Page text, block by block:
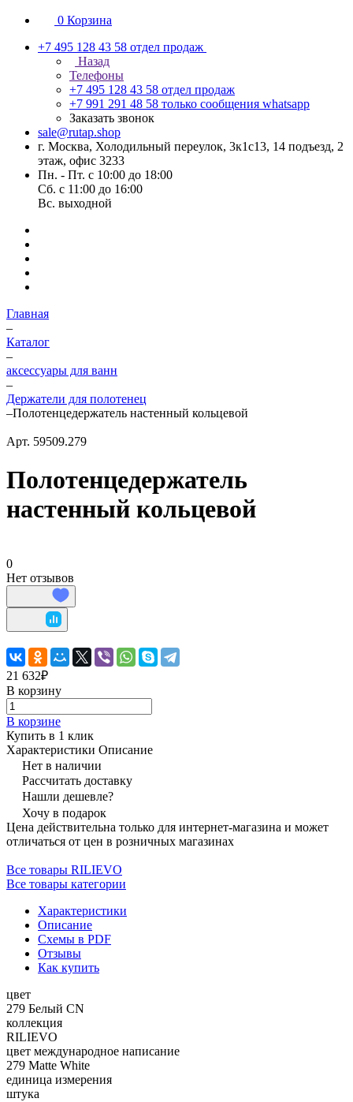
0 Корзина
+7 495 128 43 58 отдел продаж
Назад
Телефоны
+7 495 128 43 58 отдел продаж
+7 991 291 48 58 только сообщения whatsapp
Заказать звонок
sale@rutap.shop
г. Москва, Холодильный переулок, 3к1с13, 14 подъезд, 2
этаж, офис 3233
Пн. - Пт. с 10:00 до 18:00
Сб. с 11:00 до 16:00
Вс. выходной
Главная
–
Каталог
–
аксессуары для ванн
–
Держатели для полотенец
–Полотенцедержатель настенный кольцевой
Арт. 59509.279
Полотенцедержатель
настенный кольцевой
0
Нет отзывов
21 632₽
В корзину
В корзине
Купить в 1 клик
Характеристики Описание
Нет в наличии
Рассчитать доставку
Нашли дешевле?
Хочу в подарок
Цена действительна только для интернет-магазина и может
отличаться от цен в розничных магазинах
Все товары RILIEVO
Все товары категории
Характеристики
Описание
Схемы в PDF
Отзывы
Как купить
цвет
279 Белый CN
коллекция
RILIEVO
цвет международное написание
279 Matte White
единица измерения
штука